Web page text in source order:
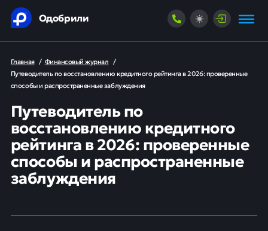
Одобрили
Главная / Финансовый журнал /
Путеводитель по восстановлению кредитного рейтинга в 2026: проверенные
способы и распространенные заблуждения
Путеводитель по
восстановлению кредитного
рейтинга в 2026: проверенные
способы и распространенные
заблуждения